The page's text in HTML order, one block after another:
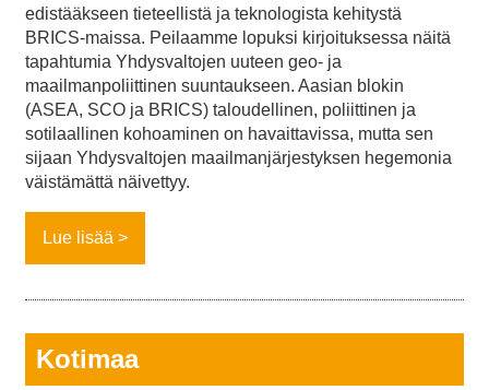
edistääkseen tieteellistä ja teknologista kehitystä
BRICS-maissa. Peilaamme lopuksi kirjoituksessa näitä
tapahtumia Yhdysvaltojen uuteen geo- ja
maailmanpoliittinen suuntaukseen. Aasian blokin
(ASEA, SCO ja BRICS) taloudellinen, poliittinen ja
sotilaallinen kohoaminen on havaittavissa, mutta sen
sijaan Yhdysvaltojen maailmanjärjestyksen hegemonia
väistämättä näivettyy.
Lue lisää
Kotimaa